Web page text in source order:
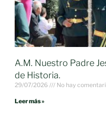
A.M. Nuestro Padre
de Historia.
29/07/2026 No hay
Leer más »